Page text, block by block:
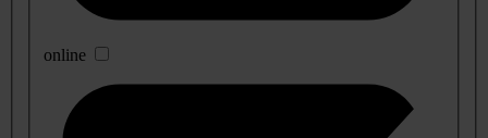
online